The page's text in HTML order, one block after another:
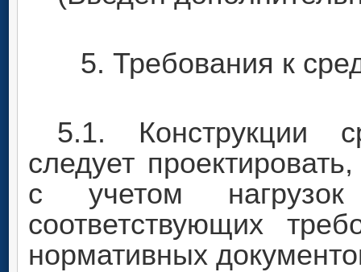
5. Требования к
5.1. Конструкции
следует
с учетом
соответствующих
нормативных